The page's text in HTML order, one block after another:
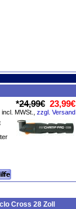
*24,99€ 23,99€
MWSt., zzgl. Versand
Cross 28 Zoll